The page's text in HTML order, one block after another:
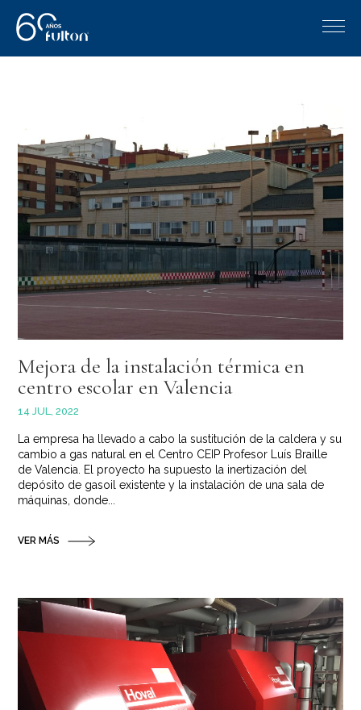
Mejora de la instalación térmica en
centro escolar en Valencia
14 JUL, 2022
La empresa ha llevado a cabo la sustitución de la caldera y su
cambio a gas natural en el Centro CEIP Profesor Luís Braille
de Valencia. El proyecto ha supuesto la inertización del
depósito de gasoil existente y la instalación de una sala de
máquinas, donde...
VER MÁS